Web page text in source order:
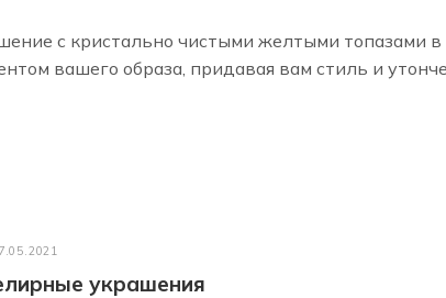
с кристально чистыми желтыми топазами
вашего образа, придавая вам стиль и
украшения